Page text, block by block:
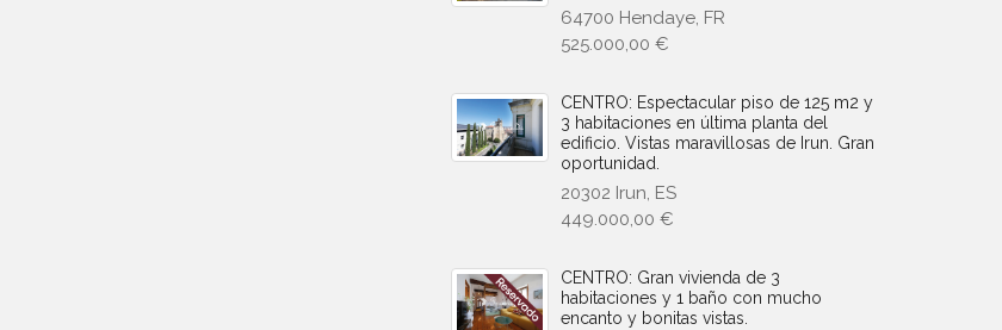
64700 Hendaye, FR
525.000,00 €
CENTRO: Espectacular piso de 125 m2 y
3 habitaciones en última planta del
edificio. Vistas maravillosas de Irun. Gran
oportunidad.
20302 Irun, ES
449.000,00 €
CENTRO: Gran vivienda de 3
habitaciones y 1 baño con mucho
encanto y bonitas vistas.